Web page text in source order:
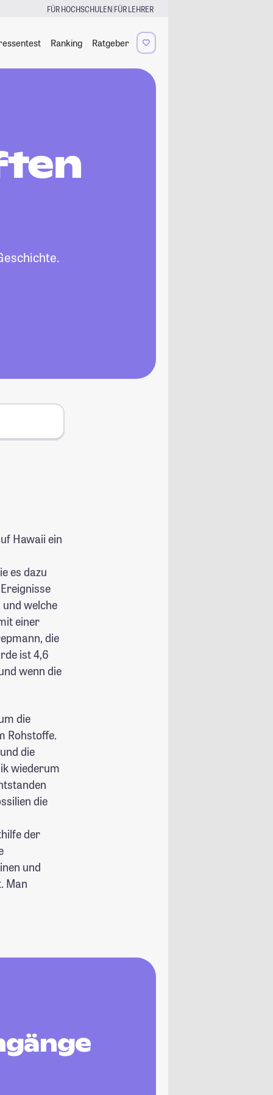
FÜR HOCHSCHULEN|FÜR LEHRER
Ranking Ratgeber
Hawaii ein
es dazu
welche
einer
die
ist 4,6
wenn die
die
Rohstoffe.
die
wiederum
die
der
und
Man